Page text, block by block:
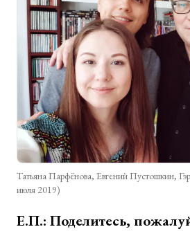
Татьяна Парфёнова, Евгений Пустошкин,
июля 2019)
Е.П.: Поделитесь,